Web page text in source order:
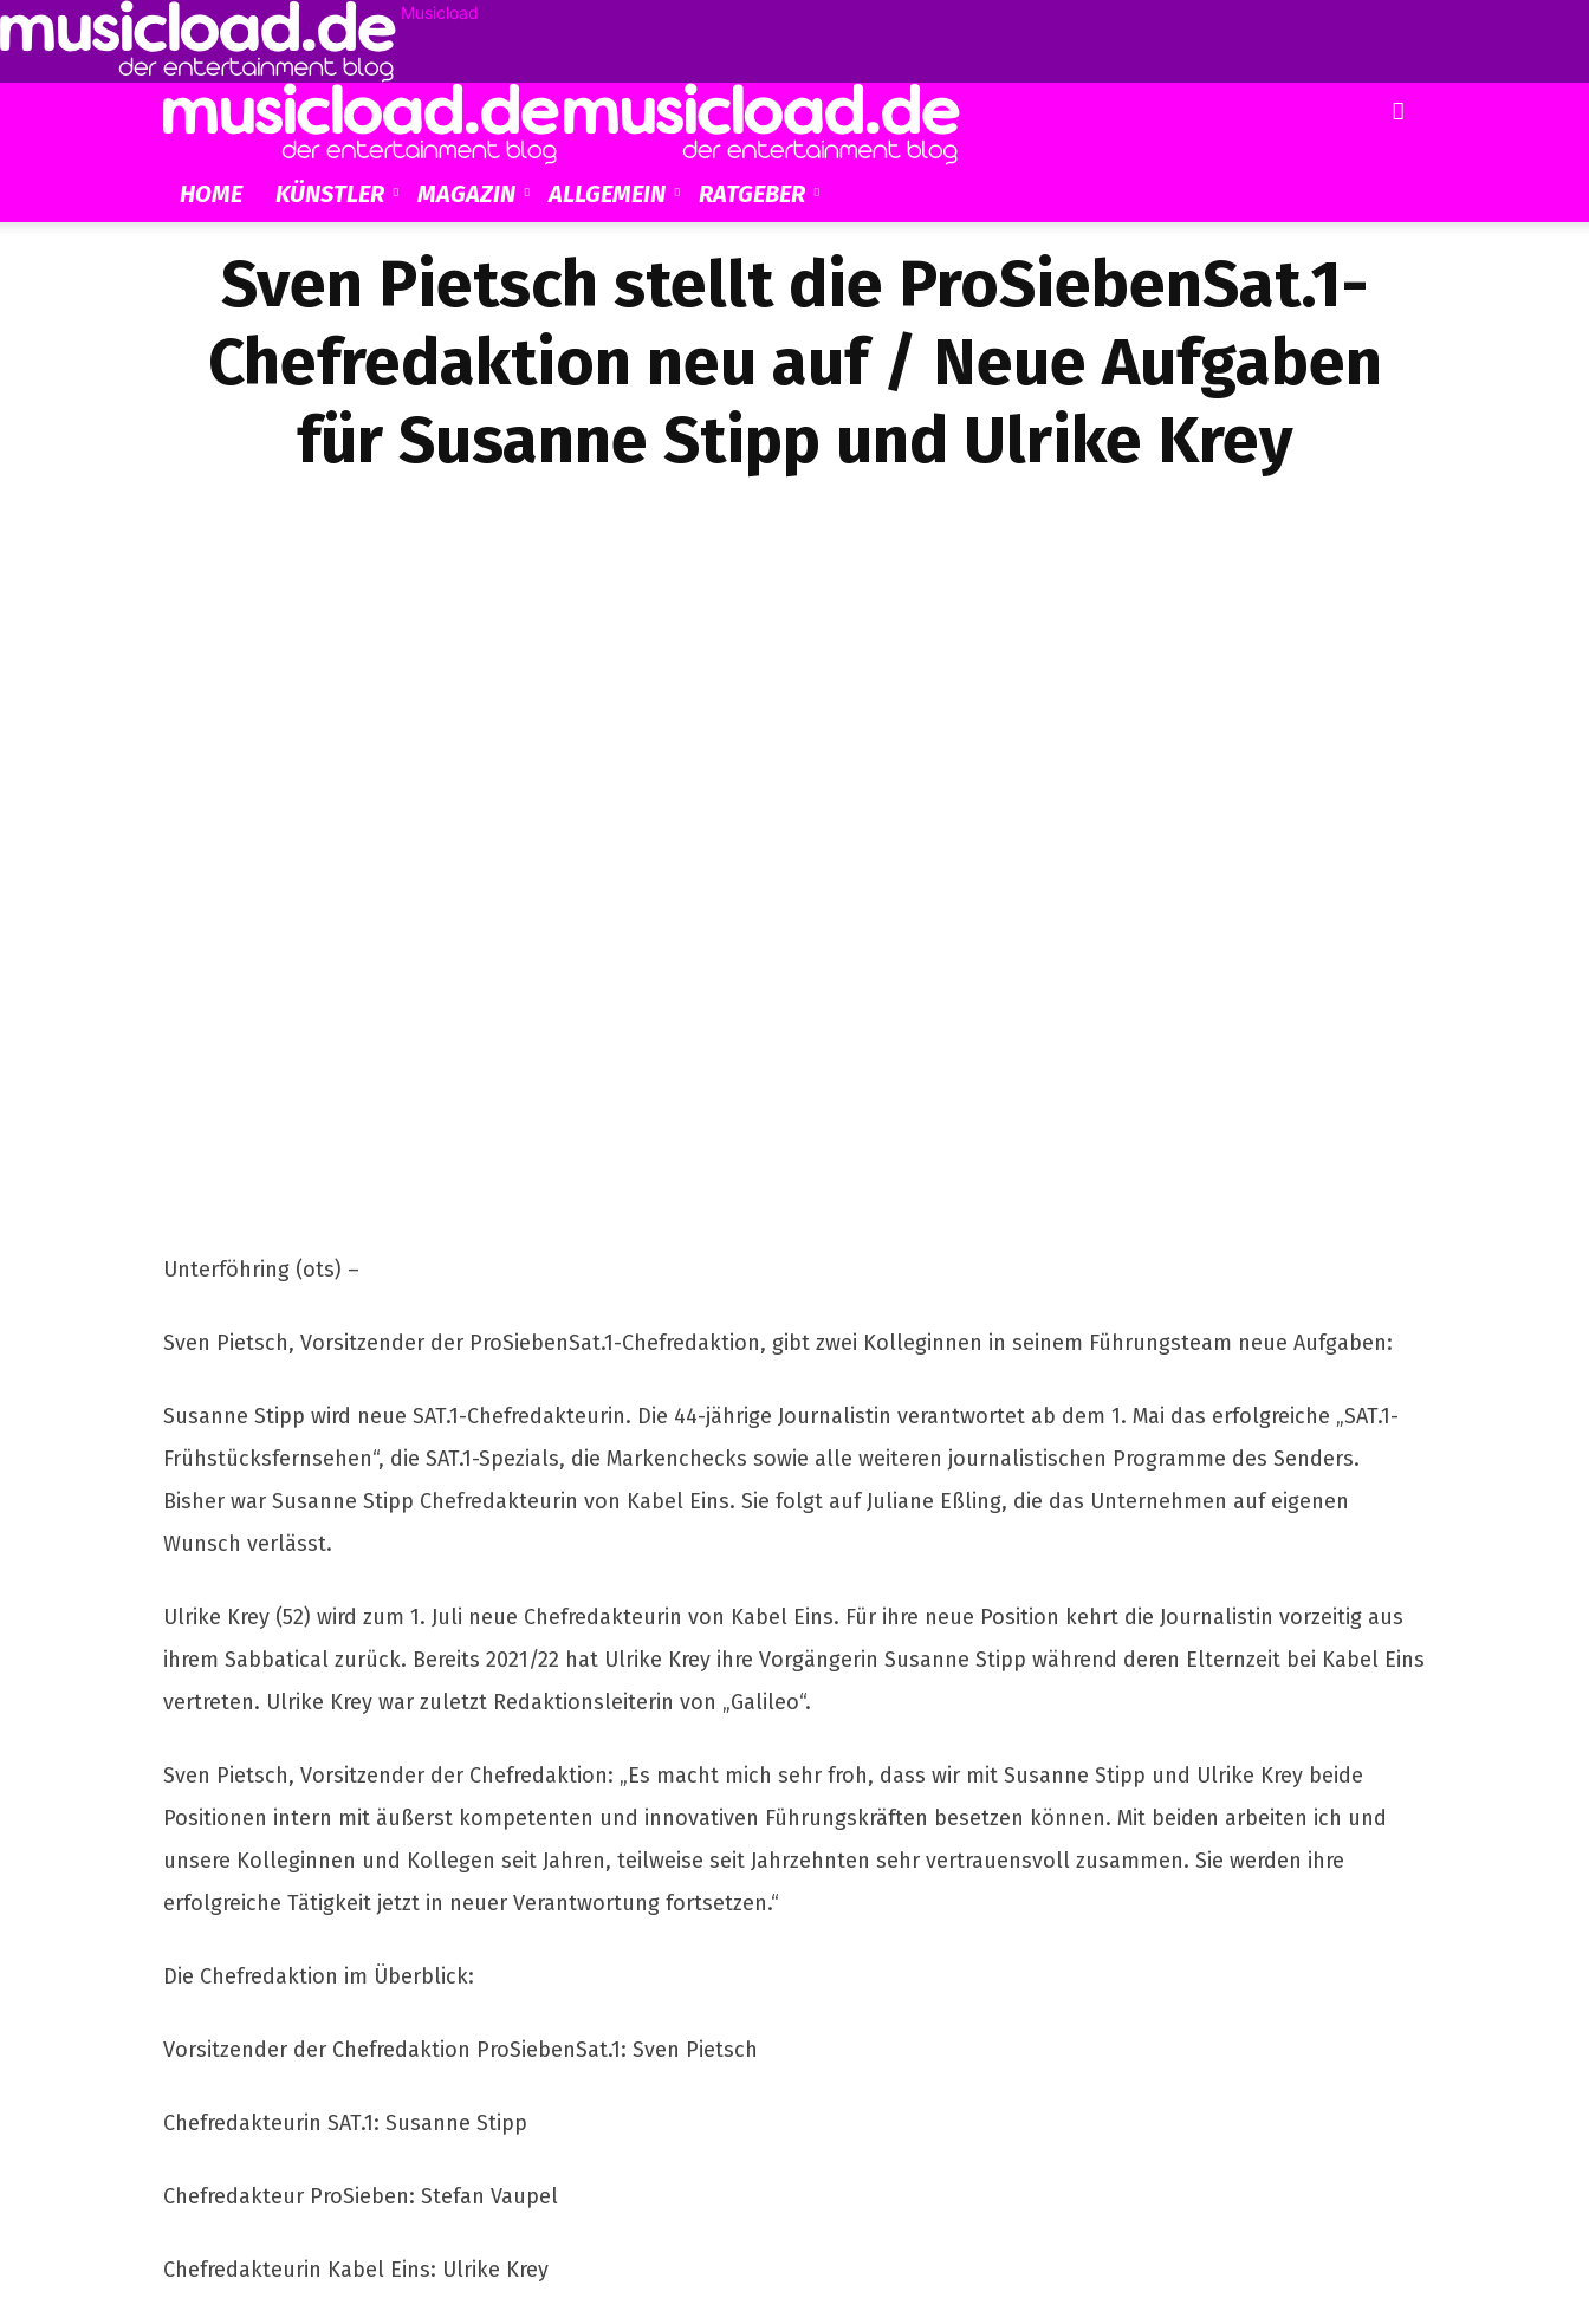
Musicload
HOME KÜNSTLER MAGAZIN ALLGEMEIN RATGEBER
Sven Pietsch stellt die ProSiebenSat.1-
Chefredaktion neu auf / Neue Aufgaben
für Susanne Stipp und Ulrike Krey
Unterföhring (ots) –
Sven Pietsch, Vorsitzender der ProSiebenSat.1-Chefredaktion, gibt zwei Kolleginnen in seinem Führungsteam neue Aufgaben:
Susanne Stipp wird neue SAT.1-Chefredakteurin. Die 44-jährige Journalistin verantwortet ab dem 1. Mai das erfolgreiche „SAT.1-
Frühstücksfernsehen“, die SAT.1-Spezials, die Markenchecks sowie alle weiteren journalistischen Programme des Senders.
Bisher war Susanne Stipp Chefredakteurin von Kabel Eins. Sie folgt auf Juliane Eßling, die das Unternehmen auf eigenen
Wunsch verlässt.
Ulrike Krey (52) wird zum 1. Juli neue Chefredakteurin von Kabel Eins. Für ihre neue Position kehrt die Journalistin vorzeitig aus
ihrem Sabbatical zurück. Bereits 2021/22 hat Ulrike Krey ihre Vorgängerin Susanne Stipp während deren Elternzeit bei Kabel Eins
vertreten. Ulrike Krey war zuletzt Redaktionsleiterin von „Galileo“.
Sven Pietsch, Vorsitzender der Chefredaktion: „Es macht mich sehr froh, dass wir mit Susanne Stipp und Ulrike Krey beide
Positionen intern mit äußerst kompetenten und innovativen Führungskräften besetzen können. Mit beiden arbeiten ich und
unsere Kolleginnen und Kollegen seit Jahren, teilweise seit Jahrzehnten sehr vertrauensvoll zusammen. Sie werden ihre
erfolgreiche Tätigkeit jetzt in neuer Verantwortung fortsetzen.“
Die Chefredaktion im Überblick:
Vorsitzender der Chefredaktion ProSiebenSat.1: Sven Pietsch
Chefredakteurin SAT.1: Susanne Stipp
Chefredakteur ProSieben: Stefan Vaupel
Chefredakteurin Kabel Eins: Ulrike Krey